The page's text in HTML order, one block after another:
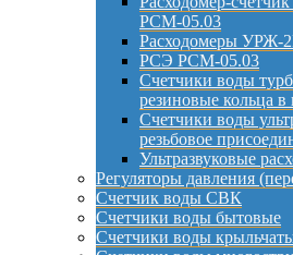
РСМ-05.03
Расходомеры УРЖ-
РСЭ РСМ-05.03
Счетчики воды
резиновые кольца в
Счетчики воды
резьбовое
Ультразвуковые
Регуляторы давления
Счетчик воды СВК
Счетчики воды бытовые
Счетчики воды